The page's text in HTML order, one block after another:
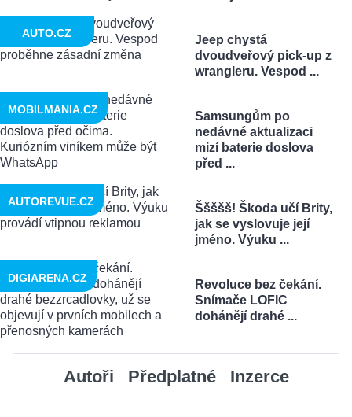
Jeep chystá
dvoudveřový pick-up z
wrangleru. Vespod ...
AUTO.CZ
Samsungům po
nedávné aktualizaci
mizí baterie doslova
před ...
MOBILMANIA.CZ
Ššššš! Škoda učí Brity,
jak se vyslovuje její
jméno. Výuku ...
AUTOREVUE.CZ
Revoluce bez čekání.
Snímače LOFIC
dohánějí drahé ...
DIGIARENA.CZ
Autoři Předplatné Inzerce